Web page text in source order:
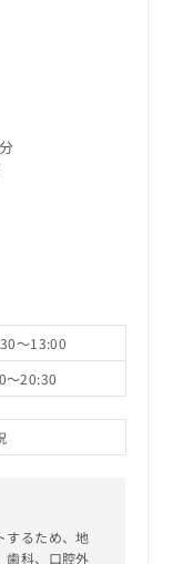
～13:00
20:30
するため、地
歯科、口腔外